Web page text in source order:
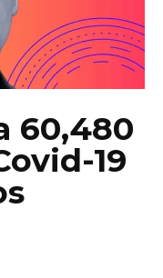
60,480
19